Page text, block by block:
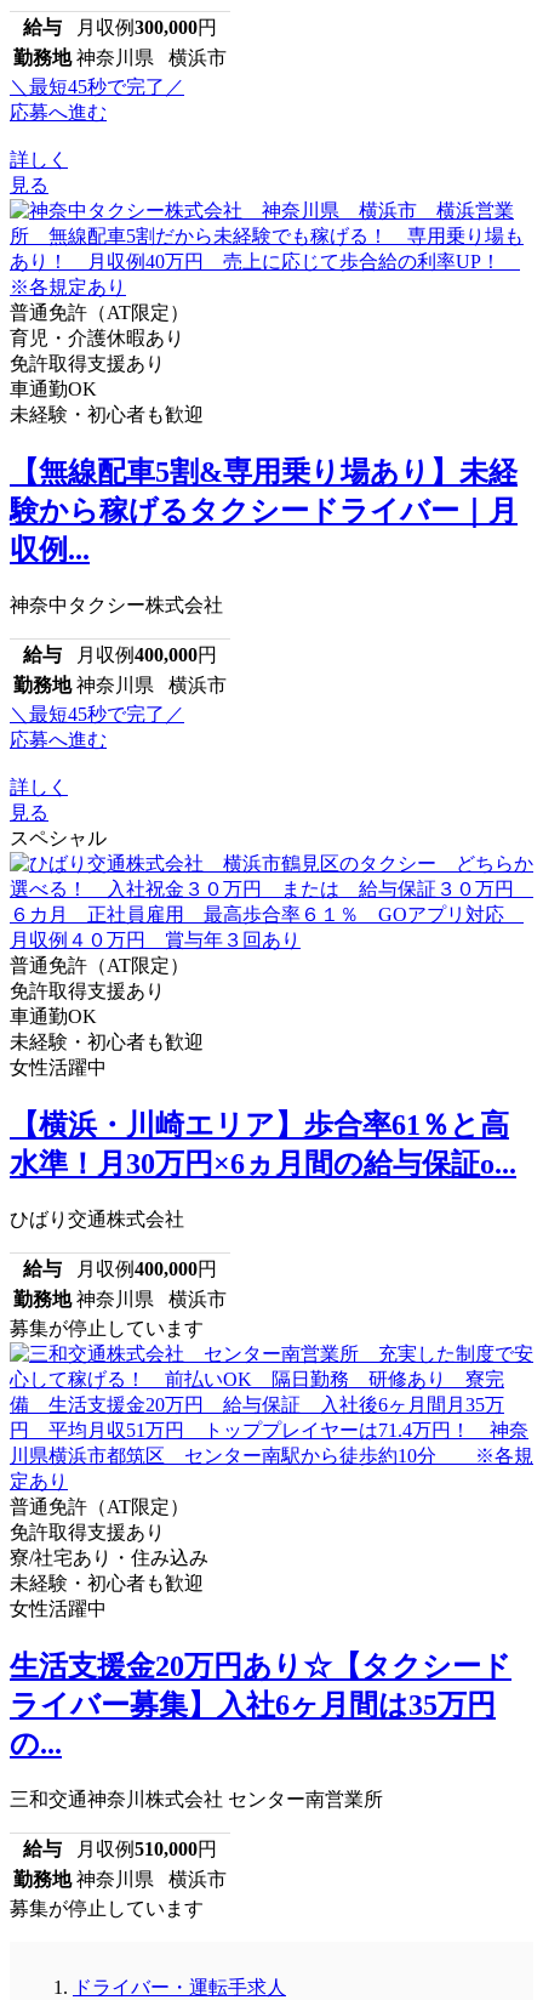
給与 月収例300,000円
勤務地 神奈川県 横浜市
＼最短45秒で完了／
応募へ進む
詳しく
見る
普通免許（AT限定）
育児・介護休暇あり
免許取得支援あり
車通勤OK
未経験・初心者も歓迎
【無線配車5割&専用乗り場あり】未経
験から稼げるタクシードライバー｜月
収例...
神奈中タクシー株式会社
給与 月収例400,000円
勤務地 神奈川県 横浜市
＼最短45秒で完了／
応募へ進む
詳しく
見る
スペシャル
普通免許（AT限定）
免許取得支援あり
車通勤OK
未経験・初心者も歓迎
女性活躍中
【横浜・川崎エリア】歩合率61％と高
水準！月30万円×6ヵ月間の給与保証o...
ひばり交通株式会社
給与 月収例400,000円
勤務地 神奈川県 横浜市
募集が停止しています
普通免許（AT限定）
免許取得支援あり
寮/社宅あり・住み込み
未経験・初心者も歓迎
女性活躍中
生活支援金20万円あり☆【タクシード
ライバー募集】入社6ヶ月間は35万円
の...
三和交通神奈川株式会社 センター南営業所
給与 月収例510,000円
勤務地 神奈川県 横浜市
募集が停止しています
ドライバー・運転手求人